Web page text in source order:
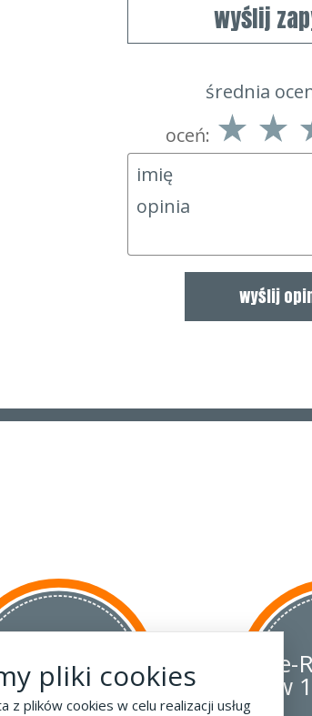
wyślij
średnia
oceń:
krajów UE
za 55 zł
e-
w
pliki cookies
z plików cookies w celu realizacji usług